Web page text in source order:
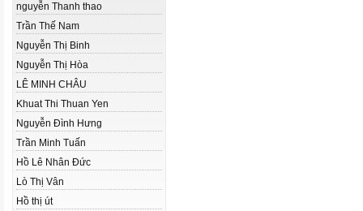
nguyễn Thanh thao
Trần Thế Nam
Nguyễn Thị Binh
Nguyễn Thị Hòa
LÊ MINH CHÂU
Khuat Thi Thuan Yen
Nguyễn Đình Hưng
Trần Minh Tuấn
Hồ Lê Nhân Đức
Lò Thị Vân
Hồ thị út